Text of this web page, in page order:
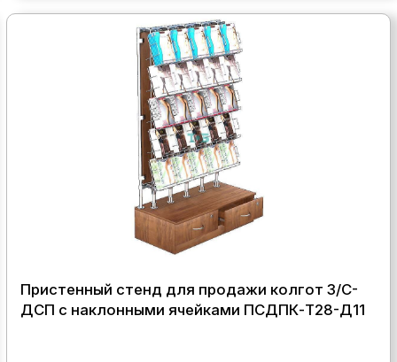
Пристенный стенд для продажи колгот З/C-
ДСП с наклонными ячейками ПСДПК-Т28-Д11